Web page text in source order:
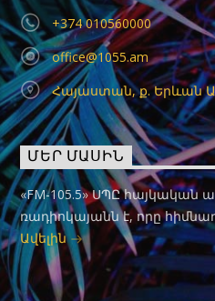
+374 010560000
office@1055.am
Հայաստան, ք. Երևան
ՄԵՐ ՄԱՍԻՆ
«FM-105.5» ՍՊԸ հայկական
ռադիոկայանն է, որը
Ավելին